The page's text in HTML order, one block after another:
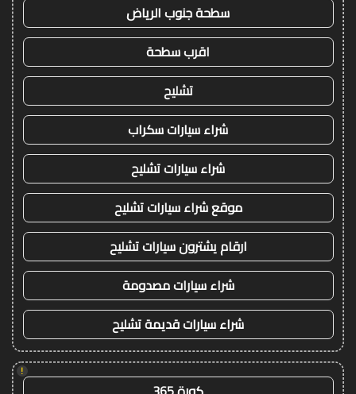
سطحة جنوب الرياض
اقرب سطحة
تشليح
شراء سيارات سكراب
شراء سيارات تشليح
موقع شراء سيارات تشليح
ارقام يشترون سيارات تشليح
شراء سيارات مصدومة
شراء سيارات قديمة تشليح
!